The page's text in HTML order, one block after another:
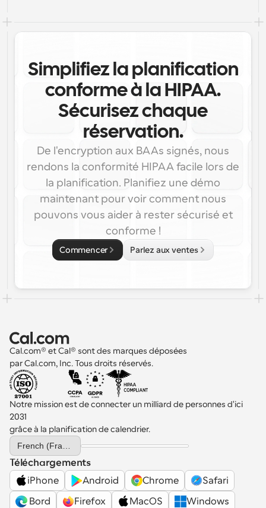
Simplifiez la planification
conforme à la HIPAA.
Sécurisez chaque
réservation.
De l'encryption aux BAAs signés, nous
rendons la conformité HIPAA facile lors de
la planification. Planifiez une démo
maintenant pour voir comment nous
pouvons vous aider à rester sécurisé et
conforme !
Commencer Parlez aux ventes
Cal.com® et Cal® sont des marques déposées
par Cal.com, Inc. Tous droits réservés.
Notre mission est de connecter un milliard de personnes d'ici
2031
grâce à la planification de calendrier.
Select Language
Téléchargements
iPhone
Android Chrome
Safari
Bord
Firefox MacOS
Windows